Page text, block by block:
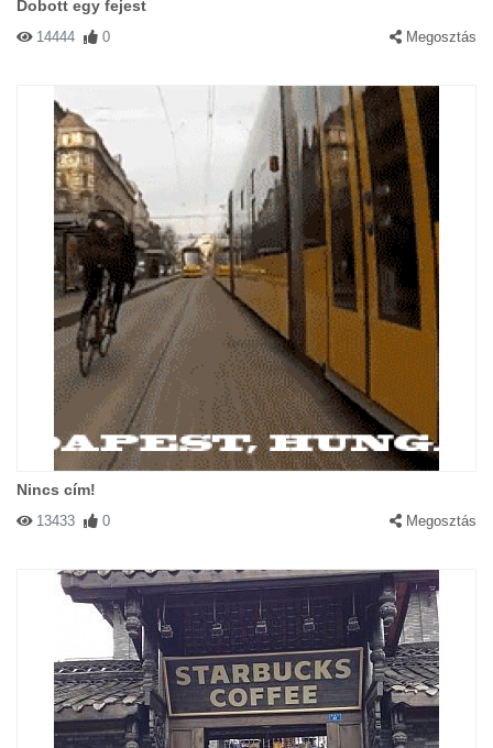
Dobott egy fejest
14444 0 Megosztás
Nincs cím!
13433 0 Megosztás